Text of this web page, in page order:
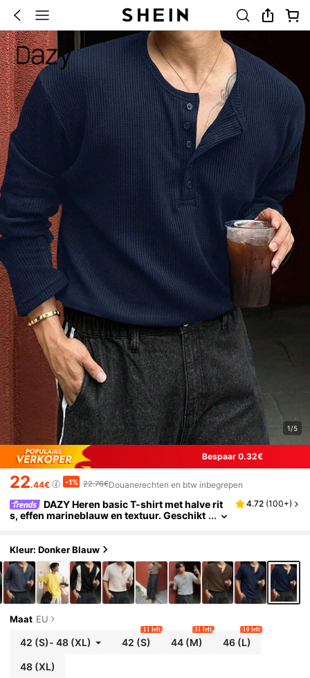
1/5
Bespaar 0.32€
22.44€ -1% 22.76€Douanerechten en btw inbegrepen
DAZY Heren basic T-shirt met halve rit
s, effen marineblauw en textuur. Geschikt
4.72 (100+)
Kleur: Donker Blauw
Maat EU
42 (S)- 48 (XL) 42 (S)
11 left
44 (M)
31 left
46(L)
10 left
48(XL)